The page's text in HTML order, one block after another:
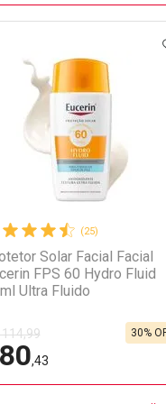
Ativar Desconto
Menos
(25)
Solar Facial Facial
FPS 60 Hydro Fluid
Ultra Fluido
114,99
80,43
30%